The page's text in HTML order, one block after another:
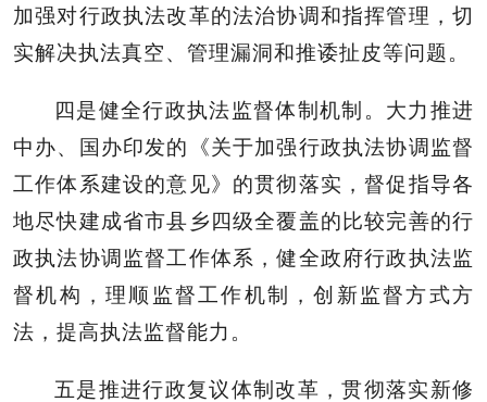
加强对行政执法改革的法治协调和指挥管理，切
实解决执法真空、管理漏洞和推诿扯皮等问题。
四是健全行政执法监督体制机制。大力推进
中办、国办印发的《关于加强行政执法协调监督
工作体系建设的意见》的贯彻落实，督促指导各
地尽快建成省市县乡四级全覆盖的比较完善的行
政执法协调监督工作体系，健全政府行政执法监
督机构，理顺监督工作机制，创新监督方式方
法，提高执法监督能力。
五是推进行政复议体制改革，贯彻落实新修